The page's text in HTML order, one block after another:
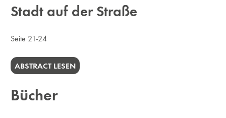
Stadt auf der Straße
Seite 21-24
ABSTRACT LESEN
Bücher